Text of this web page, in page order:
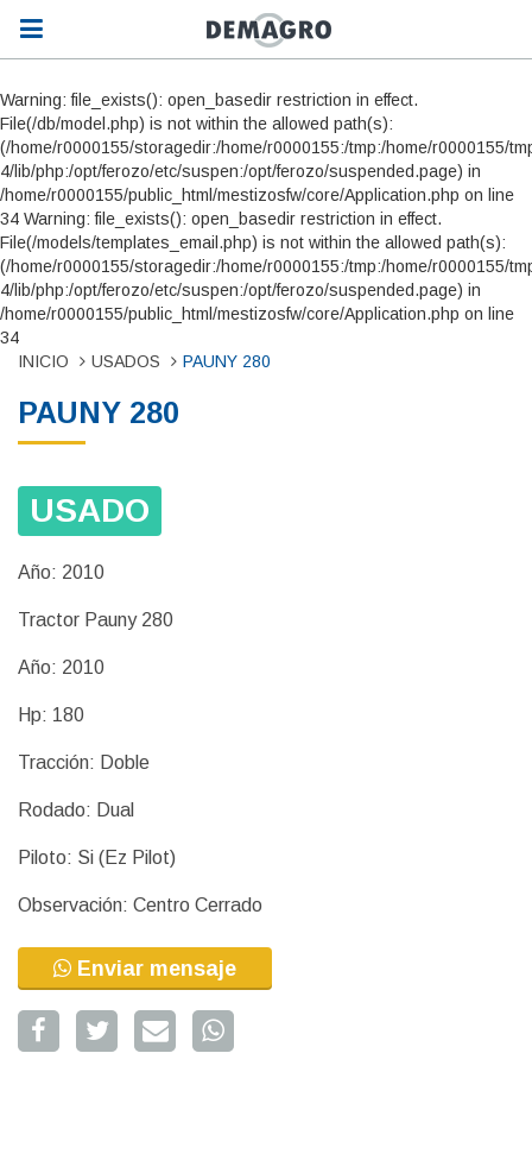
Warning: file_exists(): open_basedir restriction in effect.
File(/db/model.php) is not within the allowed path(s):
(/home/r0000155/storagedir:/home/r0000155:/tmp:/home/r0000155/
4/lib/php:/opt/ferozo/etc/suspen:/opt/ferozo/suspended.page) in
/home/r0000155/public_html/mestizosfw/core/Application.php on line
34 Warning: file_exists(): open_basedir restriction in effect.
File(/models/templates_email.php) is not within the allowed path(s):
(/home/r0000155/storagedir:/home/r0000155:/tmp:/home/r0000155/
4/lib/php:/opt/ferozo/etc/suspen:/opt/ferozo/suspended.page) in
/home/r0000155/public_html/mestizosfw/core/Application.php on line
34
INICIO
USADOS PAUNY 280
PAUNY 280
USADO
Año: 2010
Tractor Pauny 280
Año: 2010
Hp: 180
Tracción: Doble
Rodado: Dual
Piloto: Si (Ez Pilot)
Observación: Centro Cerrado
Enviar mensaje